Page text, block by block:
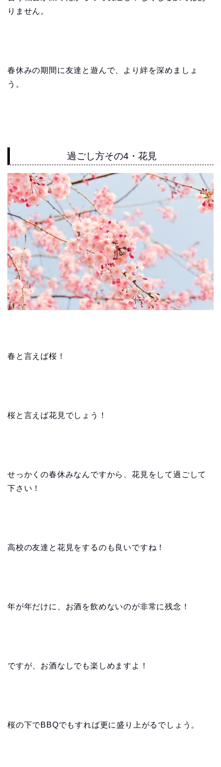
りません。
春休みの期間に友達と遊んで、より絆を深めましょ
う。
過ごし方その4・花見
春と言えば桜！
桜と言えば花見でしょう！
せっかくの春休みなんですから、花見をして過ごして
下さい！
高校の友達と花見をするのも良いですね！
年が年だけに、お酒を飲めないのが非常に残念！
ですが、お酒なしでも楽しめますよ！
桜の下でBBQでもすれば更に盛り上がるでしょう。